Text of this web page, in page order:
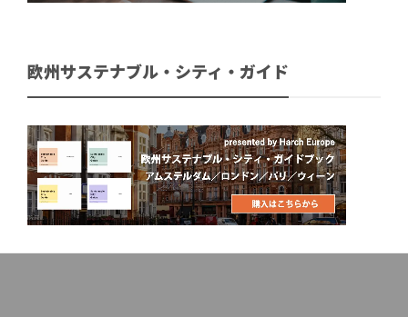
欧州サステナブル・シティ・ガイド